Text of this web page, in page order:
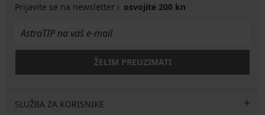
Prijavite se na newsletter i osvojite 200 kn
ŽELIM PREUZIMATI
SLUŽBA ZA KORISNIKE